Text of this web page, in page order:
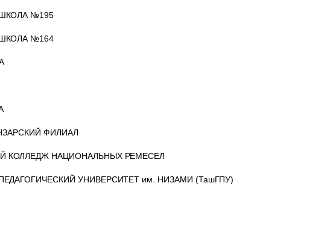
№195
№164
ФИЛИАЛ
КОЛЛЕДЖ НАЦИОНАЛЬНЫХ РЕМЕСЕЛ
УНИВЕРСИТЕТ им. НИЗАМИ (ТашГПУ)